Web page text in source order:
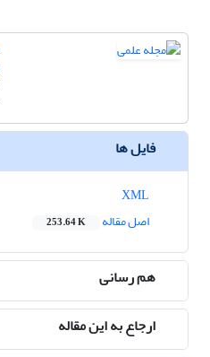
فایل ها
اصل مقاله
253.64 K
هم رسانی
ارجاع به این مقاله